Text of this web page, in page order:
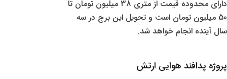
دارای محدوده قیمت از متری 38 میلیون تومان تا
50 میلیون تومان است و تحویل این برج در سه
سال آینده انجام خواهد شد.
پروژه پدافند هوایی ارتش